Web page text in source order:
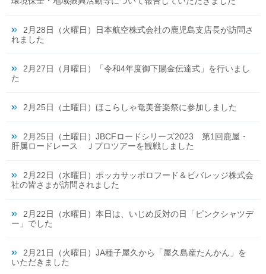
2月28日（火曜日）日本航空株式会社の鹿児島支店長が訪問さ
れました
2月27日（月曜日）「令和4年度御下賜金伝達式」を行いまし
た
2月25日（土曜日）ほこらしゃ奄美音楽祭に参加しました
2月25日（土曜日）JBCFロードシリーズ2023 第1回鹿屋・
肝属ロードレース Ｊプロツアーを観戦しました
2月22日（水曜日）ポッカサッポロフード＆ビバレッジ株式会
社の皆さまが訪問されました
2月22日（水曜日）本日は、いじめ反対の日「ピンクシャツデ
ー」でした
2月21日（火曜日）JA種子屋久から「屋久島産たんかん」を
いただきました